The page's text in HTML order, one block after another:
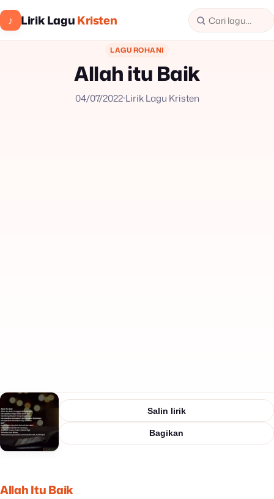
♪ Lirik LaguKristen
LAGU ROHANI
Allah itu Baik
04/07/2022Lirik Lagu Kristen
Salin lirik
Bagikan
Allah Itu Baik